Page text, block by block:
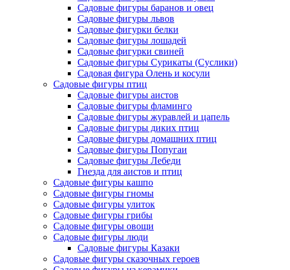
Садовые фигуры баранов и овец
Садовые фигуры львов
Садовые фигурки белки
Садовые фигуры лошадей
Садовые фигурки свиней
Садовые фигуры Сурикаты (Суслики)
Садовая фигура Олень и косули
Садовые фигуры птиц
Садовые фигуры аистов
Садовые фигуры фламинго
Садовые фигуры журавлей и цапель
Садовые фигуры диких птиц
Садовые фигуры домашних птиц
Садовые фигуры Попугаи
Садовые фигуры Лебеди
Гнезда для аистов и птиц
Садовые фигуры кашпо
Садовые фигуры гномы
Садовые фигуры улиток
Садовые фигуры грибы
Садовые фигуры овощи
Садовые фигуры люди
Садовые фигуры Казаки
Садовые фигуры сказочных героев